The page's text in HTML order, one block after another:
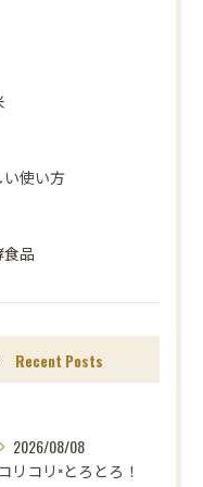
使い方
品
Recent Posts
2026/08/08
コリコリ×とろとろ！